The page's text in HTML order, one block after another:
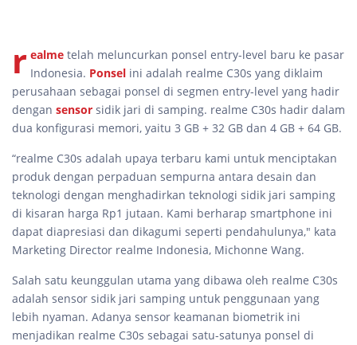
r ealme telah meluncurkan ponsel entry-level baru ke pasar
Indonesia. Ponsel ini adalah realme C30s yang diklaim
perusahaan sebagai ponsel di segmen entry-level yang hadir
dengan sensor sidik jari di samping. realme C30s hadir dalam
dua konfigurasi memori, yaitu 3 GB + 32 GB dan 4 GB + 64 GB.
“realme C30s adalah upaya terbaru kami untuk menciptakan
produk dengan perpaduan sempurna antara desain dan
teknologi dengan menghadirkan teknologi sidik jari samping
di kisaran harga Rp1 jutaan. Kami berharap smartphone ini
dapat diapresiasi dan dikagumi seperti pendahulunya," kata
Marketing Director realme Indonesia, Michonne Wang.
Salah satu keunggulan utama yang dibawa oleh realme C30s
adalah sensor sidik jari samping untuk penggunaan yang
lebih nyaman. Adanya sensor keamanan biometrik ini
menjadikan realme C30s sebagai satu-satunya ponsel di